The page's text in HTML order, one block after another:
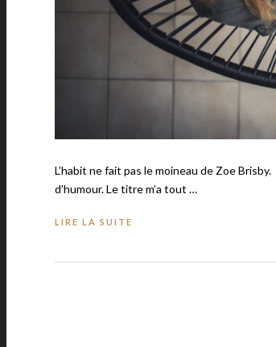
L’habit ne fait pas le moineau de Zoe
d’humour. Le titre m’a tout …
LIRE LA SUITE